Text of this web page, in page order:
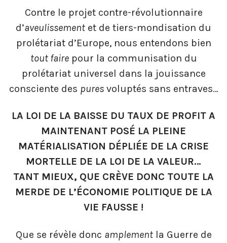
Contre le projet contre-révolutionnaire
d’aveulissement et de tiers-mondisation du
prolétariat d’Europe, nous entendons bien
tout fairepour la communisation du
prolétariat universel dans la jouissance
consciente des puresvoluptés sans entraves…
LA LOI DE LA BAISSE DU TAUX DE PROFIT A
MAINTENANT POSÉ LA PLEINE
MATÉRIALISATION DÉPLIÉE DE LA CRISE
MORTELLE DE LA LOI DE LA VALEUR…
TANT MIEUX, QUE CRÈVE DONC TOUTE LA
MERDE DE L’ÉCONOMIE POLITIQUE DE LA
VIE FAUSSE !
Que se révèle donc amplementla Guerre de